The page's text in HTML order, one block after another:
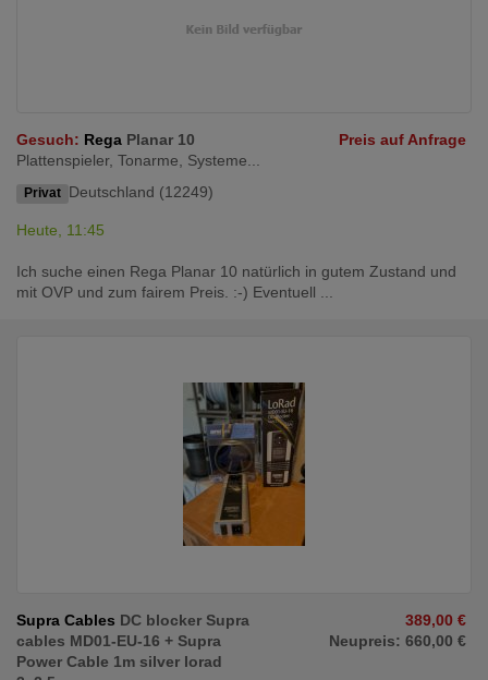
Gesuch: Rega Planar 10
Plattenspieler, Tonarme, Systeme...
Privat Deutschland (12249)
Preis auf Anfrage
Heute, 11:45
Ich suche einen Rega Planar 10 natürlich in gutem Zustand und
mit OVP und zum fairem Preis. :-) Eventuell ...
Supra Cables DC blocker Supra
cables MD01-EU-16 + Supra
Power Cable 1m silver lorad
389,00 €
Neupreis: 660,00 €